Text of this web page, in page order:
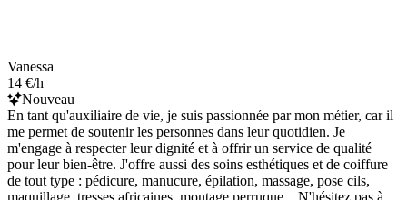
Vanessa
14 €/h
Nouveau
En tant qu'auxiliaire de vie, je suis passionnée par mon métier, car il
me permet de soutenir les personnes dans leur quotidien. Je
m'engage à respecter leur dignité et à offrir un service de qualité
pour leur bien-être. J'offre aussi des soins esthétiques et de coiffure
de tout type : pédicure, manucure, épilation, massage, pose cils,
maquillage, tresses africaines, montage perruque... N'hésitez pas à